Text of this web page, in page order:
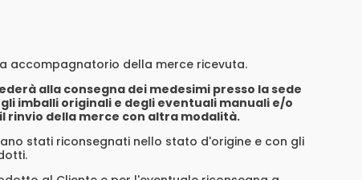
accompagnatorio della merce ricevuta.
alla consegna dei medesimi presso la sede
imballi originali e degli eventuali manuali e/o
rinvio della merce con altra modalità.
stati riconsegnati nello stato d'origine e con gli